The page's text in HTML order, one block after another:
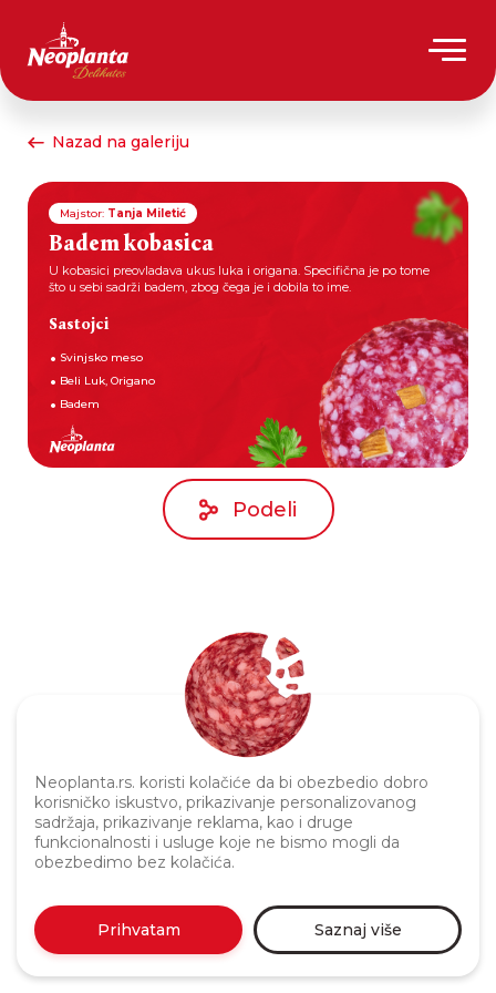
Neoplanta.rs. koristi kolačiće da bi obezbedio dobro
korisničko iskustvo, prikazivanje personalizovanog
sadržaja, prikazivanje reklama, kao i druge
funkcionalnosti i usluge koje ne bismo mogli da
obezbedimo bez kolačića.
Prihvatam Saznaj više
Nazad na galeriju
Majstor: Tanja Miletić
Badem kobasica
U kobasici preovladava ukus luka i origana. Specifična je po tome
što u sebi sadrži badem, zbog čega je i dobila to ime.
Sastojci
Svinjsko meso
Beli Luk, Origano
Badem
Podeli